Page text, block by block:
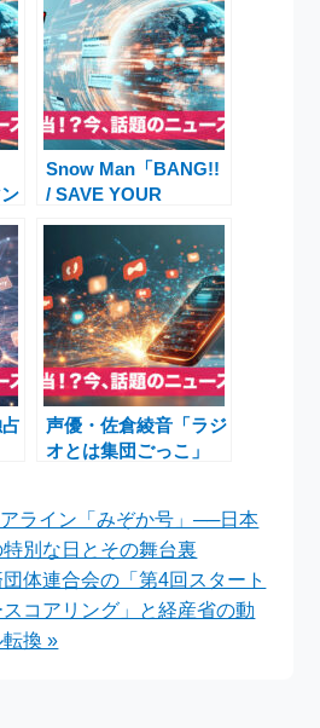
Snow Man「BANG!!
/ SAVE YOUR
ゼ！」特典解禁でファ
ン騒然
声優・佐倉綾音「ラジ
オとは集団ごっこ」
ライブがつなぐ“みん
な”のかたち
ライン「みぞか号」──日本
別な日とその舞台裏
体連合会の「第4回スタート
コアリング」と経産省の動
換 »